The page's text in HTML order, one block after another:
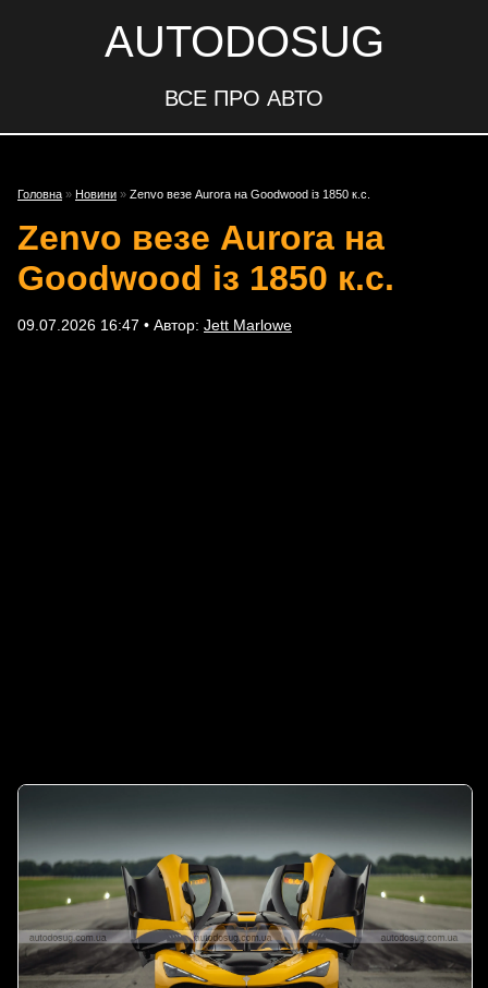
AUTODOSUG
ВСЕ ПРО АВТО
Головна » Новини » Zenvo везе Aurora на Goodwood із 1850 к.с.
Zenvo везе Aurora на
Goodwood із 1850 к.с.
09.07.2026 16:47 • Автор: Jett Marlowe